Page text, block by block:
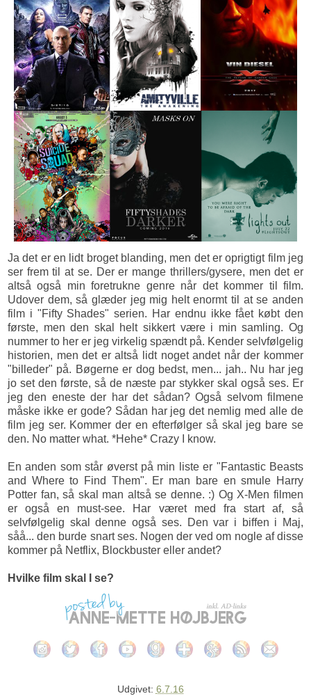
Ja det er en lidt broget blanding, men det er oprigtigt film jeg
ser frem til at se. Der er mange thrillers/gysere, men det er
altså også min foretrukne genre når det kommer til film.
Udover dem, så glæder jeg mig helt enormt til at se anden
film i "Fifty Shades" serien. Har endnu ikke fået købt den
første, men den skal helt sikkert være i min samling. Og
nummer to her er jeg virkelig spændt på. Kender selvfølgelig
historien, men det er altså lidt noget andet når der kommer
"billeder" på. Bøgerne er dog bedst, men... jah.. Nu har jeg
jo set den første, så de næste par stykker skal også ses. Er
jeg den eneste der har det sådan? Også selvom filmene
måske ikke er gode? Sådan har jeg det nemlig med alle de
film jeg ser. Kommer der en efterfølger så skal jeg bare se
den. No matter what. *Hehe* Crazy I know.
En anden som står øverst på min liste er "Fantastic Beasts
and Where to Find Them". Er man bare en smule Harry
Potter fan, så skal man altså se denne. :) Og X-Men filmen
er også en must-see. Har været med fra start af, så
selvfølgelig skal denne også ses. Den var i biffen i Maj,
såå... den burde snart ses. Nogen der ved om nogle af disse
kommer på Netflix, Blockbuster eller andet?
Hvilke film skal I se?
Udgivet: 6.7.16